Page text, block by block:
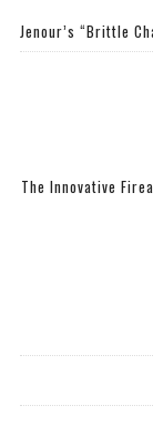
Jenour’s “Brittle
The Innovative